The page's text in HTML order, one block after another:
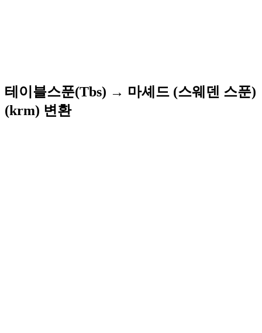
테이블스푼(Tbs) → 마셰드 (스웨덴 스푼)
(krm) 변환